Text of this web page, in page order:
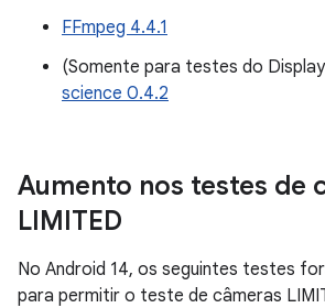
FFmpeg 4.4.1
(Somente para testes do
science 0.4.2
Aumento nos testes de
LIMITED
No Android 14, os seguintes testes
para permitir o teste de câmeras